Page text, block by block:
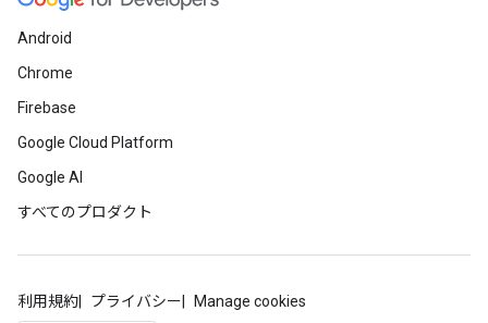
Android
Chrome
Firebase
Google Cloud Platform
Google AI
すべてのプロダクト
利用規約 プライバシー Manage cookies